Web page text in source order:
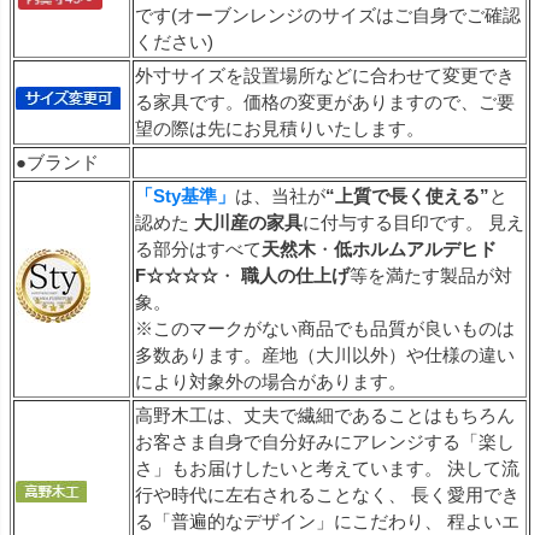
です(オーブンレンジのサイズはご自身でご確認
ください)
外寸サイズを設置場所などに合わせて変更でき
る家具です。価格の変更がありますので、ご要
望の際は先にお見積りいたします。
●ブランド
「Sty基準」 は、当社が“上質で長く使える”と
認めた 大川産の家具に付与する目印です。 見え
る部分はすべて天然木 ・ 低ホルムアルデヒド
F☆☆☆☆ ・ 職人の仕上げ等を満たす製品が対
象。
※このマークがない商品でも品質が良いものは
多数あります。産地（大川以外）や仕様の違い
により対象外の場合があります。
高野木工は、丈夫で繊細であることはもちろん
お客さま自身で自分好みにアレンジする「楽し
さ」もお届けしたいと考えています。 決して流
行や時代に左右されることなく、 長く愛用でき
る「普遍的なデザイン」にこだわり、 程よいエ